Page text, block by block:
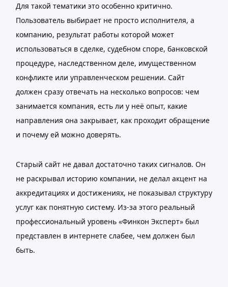
Для такой тематики это особенно критично.
Пользователь выбирает не просто исполнителя, а
компанию, результат работы которой может
использоваться в сделке, судебном споре, банковской
процедуре, наследственном деле, имущественном
конфликте или управленческом решении. Сайт
должен сразу отвечать на несколько вопросов: чем
занимается компания, есть ли у неё опыт, какие
направления она закрывает, как проходит обращение
и почему ей можно доверять.
Старый сайт не давал достаточно таких сигналов. Он
не раскрывал историю компании, не делал акцент на
аккредитациях и достижениях, не показывал структуру
услуг как понятную систему. Из-за этого реальный
профессиональный уровень «Финкон Эксперт» был
представлен в интернете слабее, чем должен был
быть.